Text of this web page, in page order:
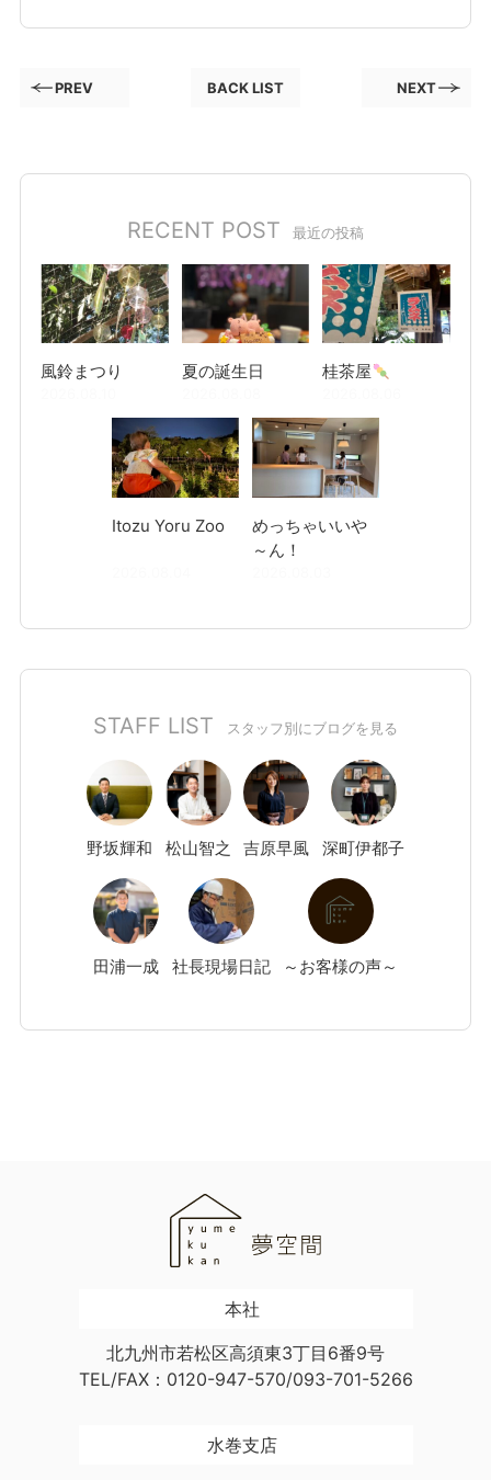
PREV BACK LIST NEXT
RECENT POST 最近の投稿
風鈴まつり 夏の誕生日 桂茶屋
Itozu Yoru Zoo
めっちゃいいや
～ん！
STAFF LIST スタッフ別にブログを見る
野坂輝和 松山智之 吉原早風 深町伊都子
田浦一成 社長現場日記 ～お客様の声～
本社
北九州市若松区高須東3丁目6番9号
TEL/FAX：0120-947-570/093-701-5266
水巻支店